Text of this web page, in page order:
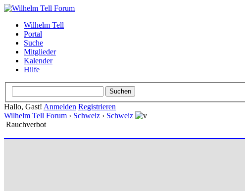
Wilhelm Tell
Portal
Suche
Mitglieder
Kalender
Hilfe
Hallo, Gast! Anmelden Registrieren
Wilhelm Tell Forum › Schweiz › Schweiz
Rauchverbot